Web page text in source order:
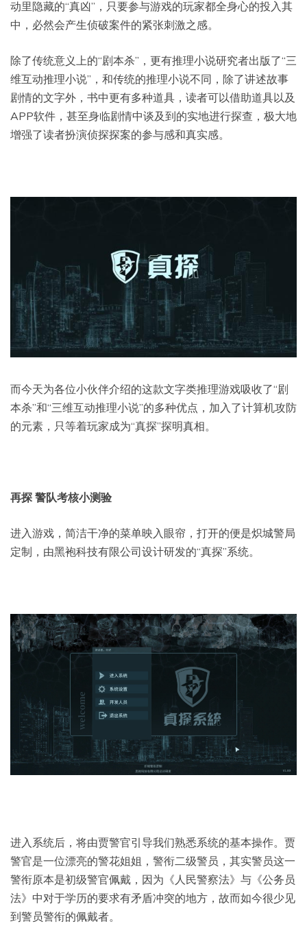
动里隐藏的“真凶”，只要参与游戏的玩家都全身心的投入其
中，必然会产生侦破案件的紧张刺激之感。
除了传统意义上的“剧本杀”，更有推理小说研究者出版了“三
维互动推理小说”，和传统的推理小说不同，除了讲述故事
剧情的文字外，书中更有多种道具，读者可以借助道具以及
APP软件，甚至身临剧情中谈及到的实地进行探查，极大地
增强了读者扮演侦探探案的参与感和真实感。
而今天为各位小伙伴介绍的这款文字类推理游戏吸收了“剧
本杀”和“三维互动推理小说”的多种优点，加入了计算机攻防
的元素，只等着玩家成为“真探”探明真相。
再探 警队考核小测验
进入游戏，简洁干净的菜单映入眼帘，打开的便是炽城警局
定制，由黑袍科技有限公司设计研发的“真探”系统。
进入系统后，将由贾警官引导我们熟悉系统的基本操作。贾
警官是一位漂亮的警花姐姐，警衔二级警员，其实警员这一
警衔原本是初级警官佩戴，因为《人民警察法》与《公务员
法》中对于学历的要求有矛盾冲突的地方，故而如今很少见
到警员警衔的佩戴者。